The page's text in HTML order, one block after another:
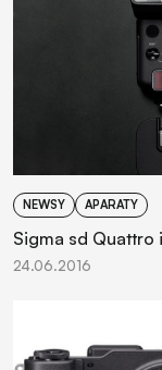
NEWSY APARATY
Sigma sd
24.06.2016